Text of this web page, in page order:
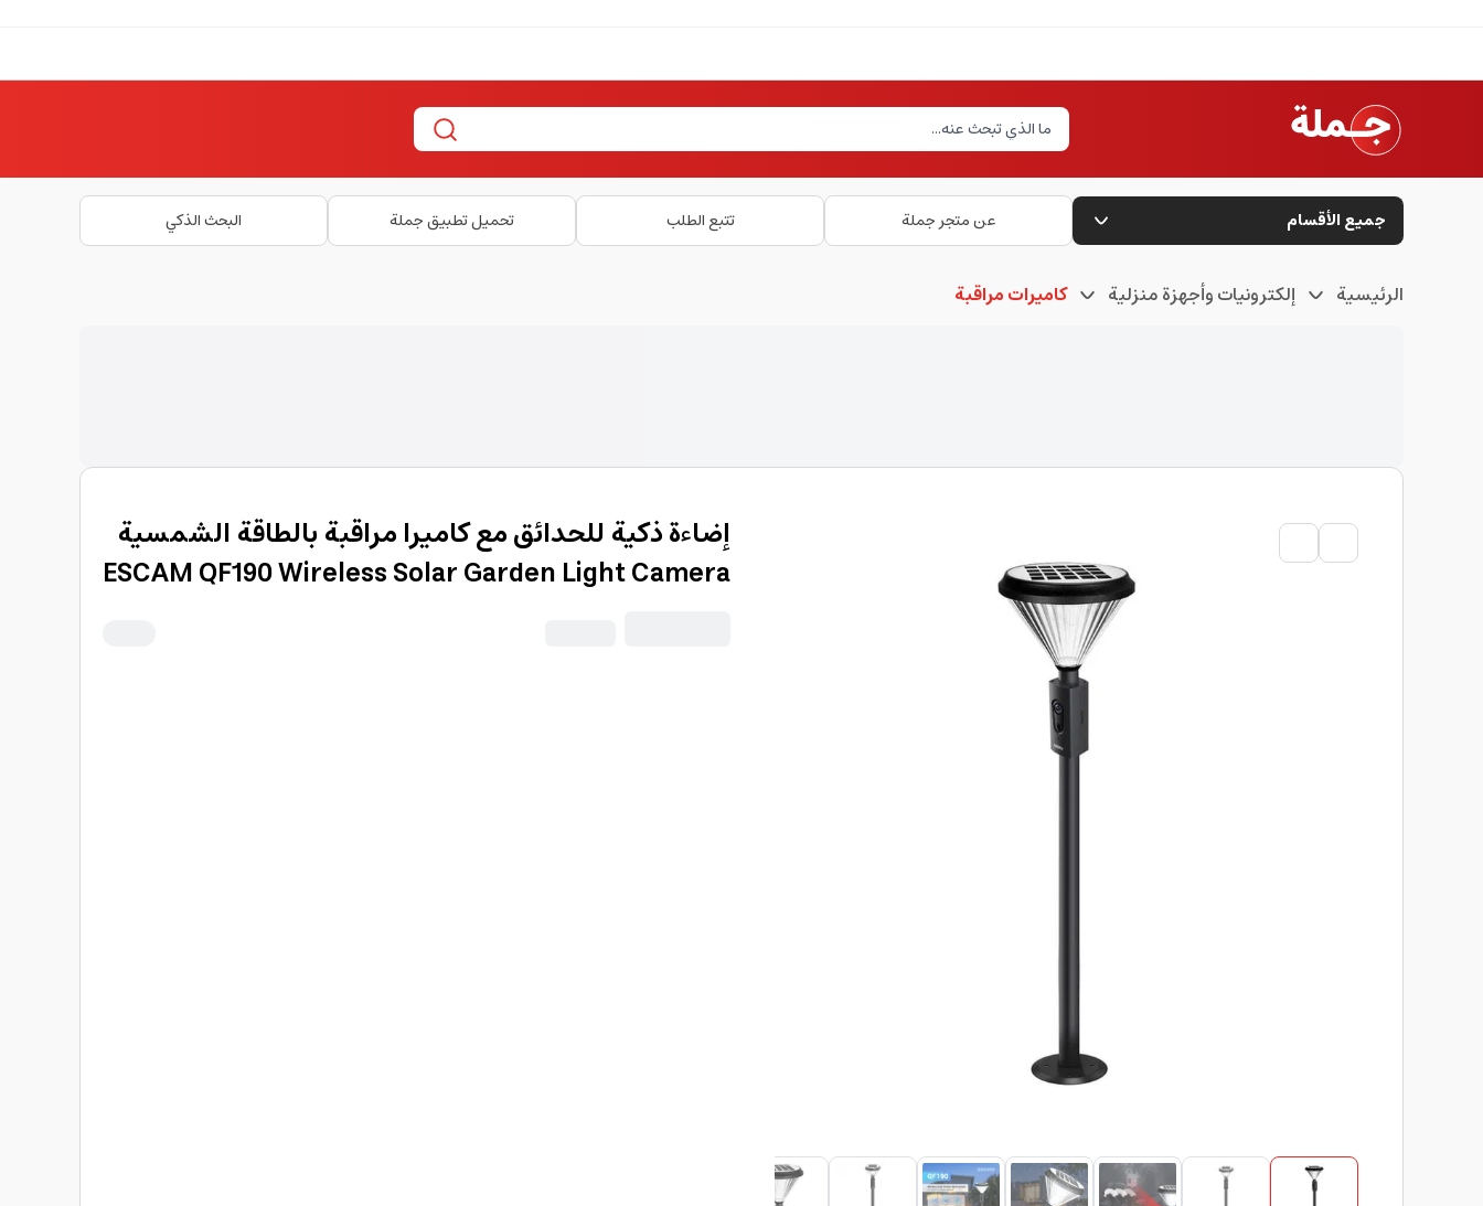
جميع الأقسام عن متجر جملة تتبع الطلب تحميل تطبيق جملة البحث الذكي
الرئيسية إلكترونيات وأجهزة منزلية كاميرات مراقبة
إضاءة ذكية للحدائق مع كاميرا مراقبة بالطاقة الشمسية
ESCAM QF190 Wireless Solar Garden Light Camera